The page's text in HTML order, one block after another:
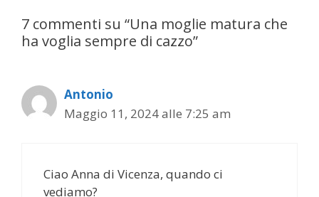
7 commenti su “Una moglie matura che
ha voglia sempre di cazzo”
Antonio
Maggio 11, 2024 alle 7:25 am
Ciao Anna di Vicenza, quando ci
vediamo?